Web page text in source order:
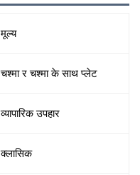
मूल्य
चश्मा र चश्मा के साथ प्लेट
व्यापारिक उपहार
क्लासिक